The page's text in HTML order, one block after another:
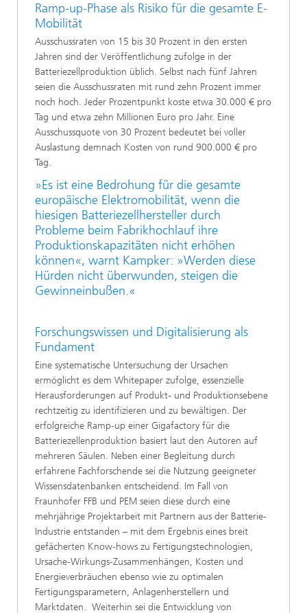
Ramp-up-Phase als Risiko für die gesamte E-
Mobilität
Ausschussraten von 15 bis 30 Prozent in den ersten
Jahren sind der Veröffentlichung zufolge in der
Batteriezellproduktion üblich. Selbst nach fünf Jahren
seien die Ausschussraten mit rund zehn Prozent immer
noch hoch. Jeder Prozentpunkt koste etwa 30.000 € pro
Tag und etwa zehn Millionen Euro pro Jahr. Eine
Ausschussquote von 30 Prozent bedeutet bei voller
Auslastung demnach Kosten von rund 900.000 € pro
Tag.
»Es ist eine Bedrohung für die gesamte
europäische Elektromobilität, wenn die
hiesigen Batteriezellhersteller durch
Probleme beim Fabrikhochlauf ihre
Produktionskapazitäten nicht erhöhen
können«, warnt Kampker: »Werden diese
Hürden nicht überwunden, steigen die
Gewinneinbußen.«
Forschungswissen und Digitalisierung als
Fundament
Eine systematische Untersuchung der Ursachen
ermöglicht es dem Whitepaper zufolge, essenzielle
Herausforderungen auf Produkt- und Produktionsebene
rechtzeitig zu identifizieren und zu bewältigen. Der
erfolgreiche Ramp-up einer Gigafactory für die
Batteriezellenproduktion basiert laut den Autoren auf
mehreren Säulen. Neben einer Begleitung durch
erfahrene Fachforschende sei die Nutzung geeigneter
Wissensdatenbanken entscheidend. Im Fall von
Fraunhofer FFB und PEM seien diese durch eine
mehrjährige Projektarbeit mit Partnern aus der Batterie-
Industrie entstanden – mit dem Ergebnis eines breit
gefächerten Know-hows zu Fertigungstechnologien,
Ursache-Wirkungs-Zusammenhängen, Kosten und
Energieverbräuchen ebenso wie zu optimalen
Fertigungsparametern, Anlagenherstellern und
Marktdaten. Weiterhin sei die Entwicklung von